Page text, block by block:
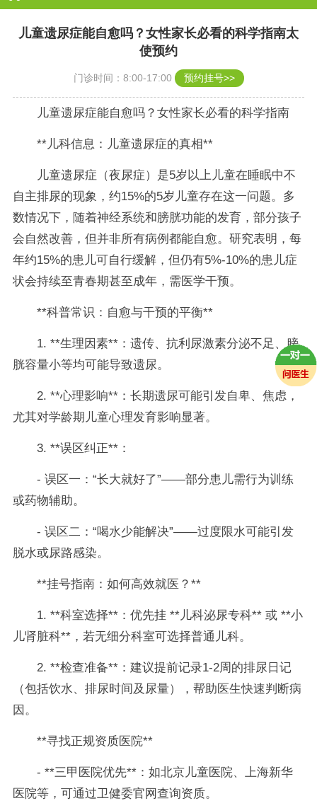
儿童遗尿症能自愈吗？女性家长必看的科学指南太
使预约
门诊时间：8:00-17:00 预约挂号>>
儿童遗尿症能自愈吗？女性家长必看的科学指南
**儿科信息：儿童遗尿症的真相**
儿童遗尿症（夜尿症）是5岁以上儿童在睡眠中不
自主排尿的现象，约15%的5岁儿童存在这一问题。多
数情况下，随着神经系统和膀胱功能的发育，部分孩子
会自然改善，但并非所有病例都能自愈。研究表明，每
年约15%的患儿可自行缓解，但仍有5%-10%的患儿症
状会持续至青春期甚至成年，需医学干预。
**科普常识：自愈与干预的平衡**
1. **生理因素**：遗传、抗利尿激素分泌不足、膀
胱容量小等均可能导致遗尿。
2. **心理影响**：长期遗尿可能引发自卑、焦虑，
尤其对学龄期儿童心理发育影响显著。
3. **误区纠正**：
- 误区一：“长大就好了”——部分患儿需行为训练
或药物辅助。
- 误区二：“喝水少能解决”——过度限水可能引发
脱水或尿路感染。
**挂号指南：如何高效就医？**
1. **科室选择**：优先挂 **儿科泌尿专科** 或 **小
儿肾脏科**，若无细分科室可选择普通儿科。
2. **检查准备**：建议提前记录1-2周的排尿日记
（包括饮水、排尿时间及尿量），帮助医生快速判断病
因。
**寻找正规资质医院**
- **三甲医院优先**：如北京儿童医院、上海新华
医院等，可通过卫健委官网查询资质。